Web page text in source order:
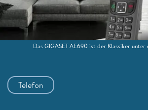
Telefon
Das GIGASET AE690 ist der Klassiker unter